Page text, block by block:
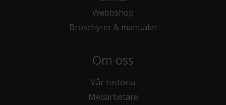
Webbshop
Broschyrer & manualer
Om oss
Vår historia
Medarbetare